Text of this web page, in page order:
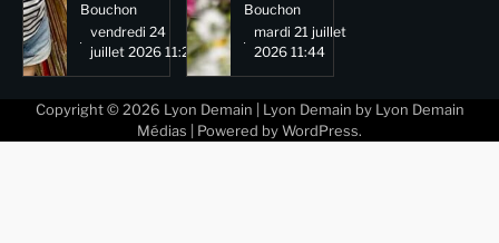
Bouchon
vendredi 24
juillet 2026 11:29
Bouchon
mardi 21 juillet
2026 11:44
Copyright © 2026 Lyon Demain | Lyon Demain by Lyon Demain
Médias | Powered by WordPress.